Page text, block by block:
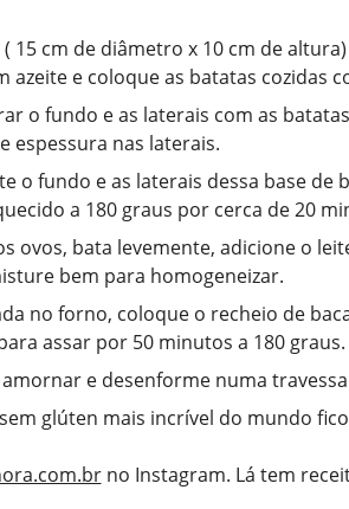
15 cm de diâmetro x 10 cm de
azeite e coloque as batatas cozidas
o fundo e as laterais com as
espessura nas laterais.
o fundo e as laterais dessa base de
a 180 graus por cerca de 20
ovos, bata levemente, adicione o
bem para homogeneizar.
no forno, coloque o recheio de
assar por 50 minutos a 180 graus.
e desenforme numa
glúten mais incrível do mundo
no Instagram. Lá tem